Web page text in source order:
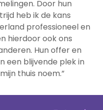
Door hun
heb ik de kans
professioneel en
hierdoor ook ons
Hun offer en
een blijvende plek in
thuis noem.”